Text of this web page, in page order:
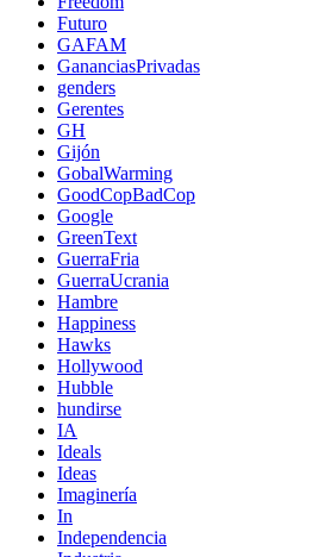
Futuro
GAFAM
GananciasPrivadas
genders
Gerentes
GH
Gijón
GobalWarming
GoodCopBadCop
Google
GreenText
GuerraFria
GuerraUcrania
Hambre
Happiness
Hawks
Hollywood
Hubble
hundirse
IA
Ideals
Ideas
Imaginería
In
Independencia